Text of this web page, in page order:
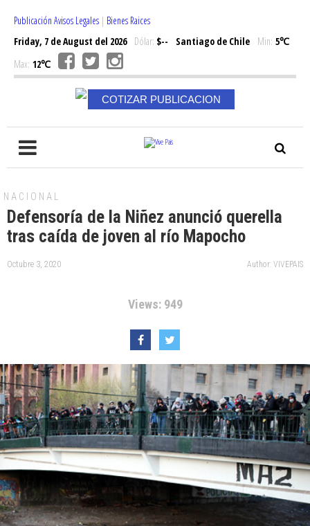
Publicación Avisos Legales | Bienes Raices
Friday, 7 de August del 2026Dólar: $-- Santiago de Chile Min: 5℃
Max: 12℃
COTIZAR PUBLICACION
NACIONAL
Defensoría de la Niñez anunció querella
tras caída de joven al río Mapocho
Octubre 3, 2020 Author: VIVEPAIS
Views: 949